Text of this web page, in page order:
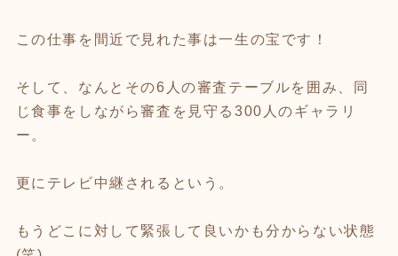
この仕事を間近で見れた事は一生の宝です！
そして、なんとその6人の審査テーブルを囲み、同
じ食事をしながら審査を見守る300人のギャラリ
ー。
更にテレビ中継されるという。
もうどこに対して緊張して良いかも分からない状態